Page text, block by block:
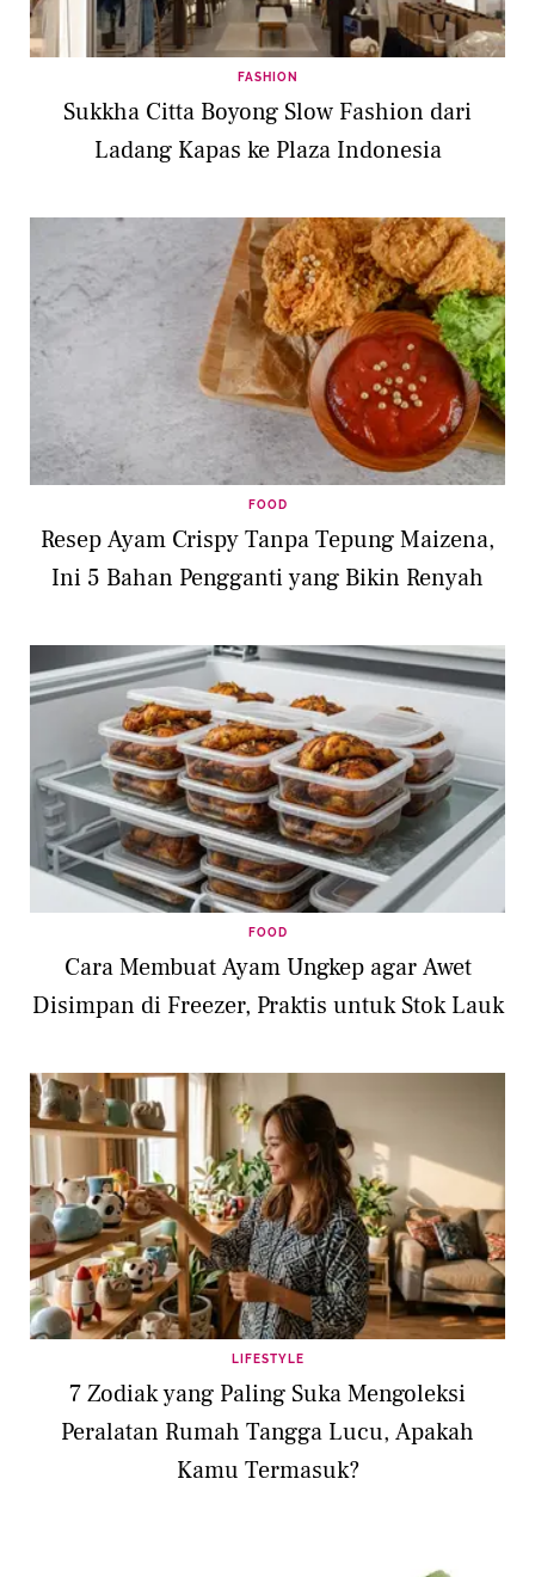
FASHION
Sukkha Citta Boyong Slow Fashion dari
Ladang Kapas ke Plaza Indonesia
FOOD
Resep Ayam Crispy Tanpa Tepung Maizena,
Ini 5 Bahan Pengganti yang Bikin Renyah
FOOD
Cara Membuat Ayam Ungkep agar Awet
Disimpan di Freezer, Praktis untuk Stok Lauk
LIFESTYLE
7 Zodiak yang Paling Suka Mengoleksi
Peralatan Rumah Tangga Lucu, Apakah
Kamu Termasuk?